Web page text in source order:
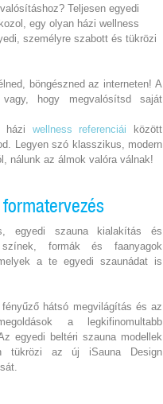
Teljesen egyedi
egy olyan házi wellness
személyre szabott és tükrözi
böngészned az interneten! A
hogy megvalósítsd saját
házi wellness referenciái között
Legyen szó klasszikus, modern
nálunk az álmok valóra válnak!
egyedi szauna kialakítás és
formák és faanyagok
a te egyedi szaunádat is
hátsó megvilágítás és az
a legkifinomultabb
egyedi beltéri szauna modellek
tükrözi az új iSauna Design